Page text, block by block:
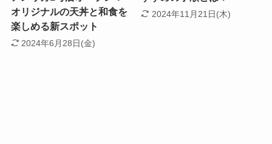
オリジナルの天丼と和食を
楽しめる新スポット
2024年6月28日(金)
2024年11月21日(木)